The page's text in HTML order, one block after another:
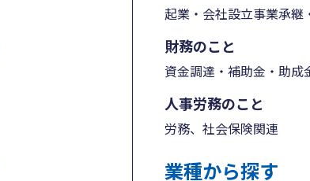
起業・会社設立事業承継
財務のこと
資金調達・補助金・助成
人事労務のこと
労務、社会保険関連
業種から探す